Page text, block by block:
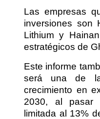
Las empresas
inversiones son
Lithium y
estratégicos de
Este informe
será una de
crecimiento en
2030, al pasar
limitada al 13%